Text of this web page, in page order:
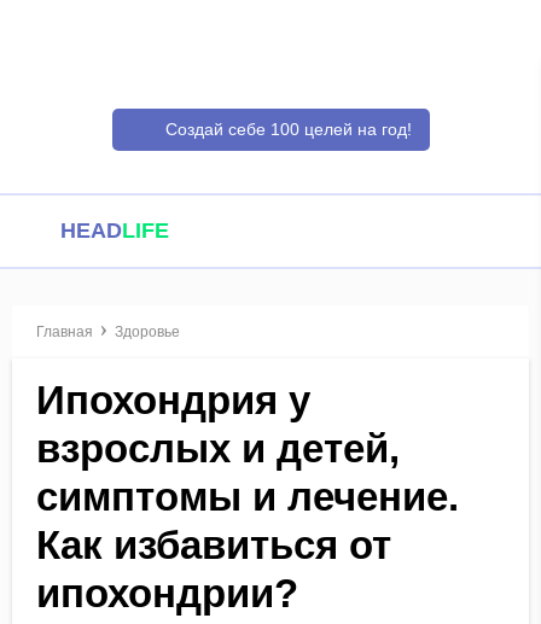
Создай себе 100 целей на год!
HEADLIFE
Главная Здоровье
Ипохондрия у
взрослых и детей,
симптомы и лечение.
Как избавиться от
ипохондрии?